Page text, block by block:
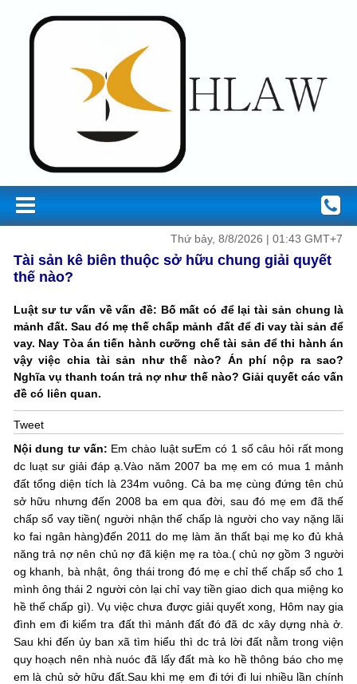
Thứ bảy, 8/8/2026 | 01:43 GMT+7
Tài sản kê biên thuộc sở hữu chung giải quyết
thế nào?
Luật sư tư vấn về vấn đề: Bố mất có để lại tài sản chung là
mảnh đất. Sau đó mẹ thế chấp mảnh đất để đi vay tài sản để
vay. Nay Tòa án tiến hành cưỡng chế tài sản để thi hành án
vậy việc chia tài sản như thế nào? Án phí nộp ra sao?
Nghĩa vụ thanh toán trả nợ như thế nào? Giải quyết các vấn
đề có liên quan.
Tweet
Nội dung tư vấn: Em chào luật sưEm có 1 số câu hỏi rất mong
dc luạt sư giải đáp ạ.Vào năm 2007 ba mẹ em có mua 1 mảnh
đất tổng diện tích là 234m vuông. Cả ba mẹ cùng đứng tên chủ
sở hữu nhưng đến 2008 ba em qua đời, sau đó mẹ em đã thế
chấp sổ vay tiền( người nhận thế chấp là người cho vay nặng lãi
ko fai ngân hàng)đến 2011 do mẹ làm ăn thất bại mẹ ko đủ khả
năng trả nợ nên chủ nợ đã kiện mẹ ra tòa.( chủ nợ gồm 3 người
og khanh, bà nhật, ông thái trong đó mẹ e chỉ thế chấp sổ cho 1
mình ông thái 2 người còn lại chỉ vay tiền giao dich qua miệng ko
hề thế chấp gì). Vụ việc chưa được giải quyết xong, Hôm nay gia
đình em đi kiểm tra đất thì mảnh đất đó đã dc xây dựng nhà ở.
Sau khi đến ủy ban xã tìm hiểu thì dc trả lời đất nằm trong viện
quy hoạch nên nhà nuóc đã lấy đất mà ko hề thông báo cho mẹ
em là chủ sở hữu đất.Sau khi mẹ em đi tới đi lui nhiều lần chính